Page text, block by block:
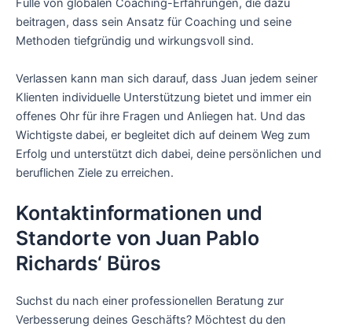
Fülle von globalen Coaching-Erfahrungen, die dazu
beitragen, dass sein Ansatz für Coaching und seine
Methoden tiefgründig und wirkungsvoll sind.
Verlassen kann man sich darauf, dass Juan jedem seiner
Klienten individuelle Unterstützung bietet und immer ein
offenes Ohr für ihre Fragen und Anliegen hat. Und das
Wichtigste dabei, er begleitet dich auf deinem Weg zum
Erfolg und unterstützt dich dabei, deine persönlichen und
beruflichen Ziele zu erreichen.
Kontaktinformationen und
Standorte von Juan Pablo
Richards‘ Büros
Suchst du nach einer professionellen Beratung zur
Verbesserung deines Geschäfts? Möchtest du den